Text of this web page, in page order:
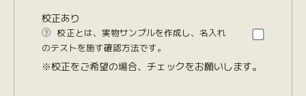
校正あり

校正とは、実物サンプルを作成し、名入れ
のテストを施す確認方法です。
※校正をご希望の場合、チェックをお願いします。